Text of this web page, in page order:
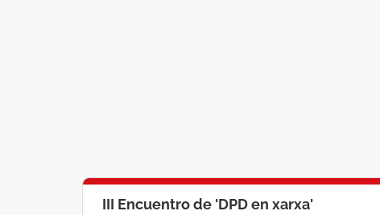
III Encuentro de 'DPD en xarxa'